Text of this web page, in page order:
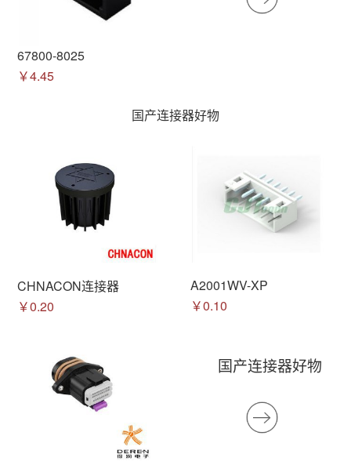
67800-8025
￥4.45
国产连接器好物
CHNACON连接器
￥0.20
A2001WV-XP
￥0.10
国产连接器好物